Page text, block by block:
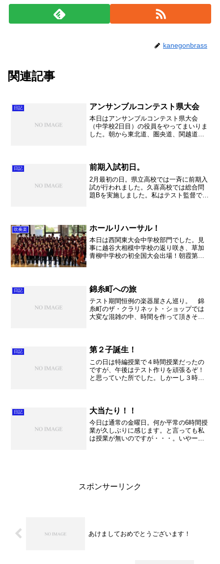
kanegonbrass
関連記事
日記 アンサンブルコンテスト県大会
本日はアンサンブルコンテスト県大会
（中学校2日目）の役員をやってまいりま
した。朝から東北道、圏央道、関越道を
遠い。もう15年以上プ...
日記 前期入試初日。
2月最初の日。県立高校では一斉に前期入
試が行われました。久喜高校では総合問
題Bを実施しました。私はテスト監督で受
変。。。私達社会科は漢...
吹奏楽 ホールリハーサル！
本日は西関東大会中学校部門でした。見
事に越谷大相模中学校の返り咲き、草加
青柳中学校の初全国大会出場！朝霞第一
れた皆様、本当におめ...
日記 錦糸町への旅
テスト期間恒例の楽器屋さん巡り。 錦
糸町のザ・クラリネット・ショップでは
大変な混雑の中、時間を作って頂きその
れにしても毎回調整を見学...
日記 第２子誕生！
この日は特編授業で４時間授業だったの
ですが、午後はテスト作りを頑張るぞ！
と思っていた所でした。しかーし３時頃
けど、どうも陣痛が始まっ...
日記 大当たり！！
今日は通常の金曜日。何か平常の6時間授
業が久しぶりに感じます。と言っても私
は授業が無いのですが・・・。いやーこ
スポンサーリンク
あけましておめでとうございます！